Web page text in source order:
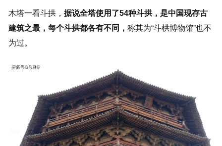
木塔一看斗拱， 据说全塔使用了54种斗拱，是中国现存古
建筑之最，每个斗拱都各有不同， 称其为“斗栱博物馆”也不
为过。